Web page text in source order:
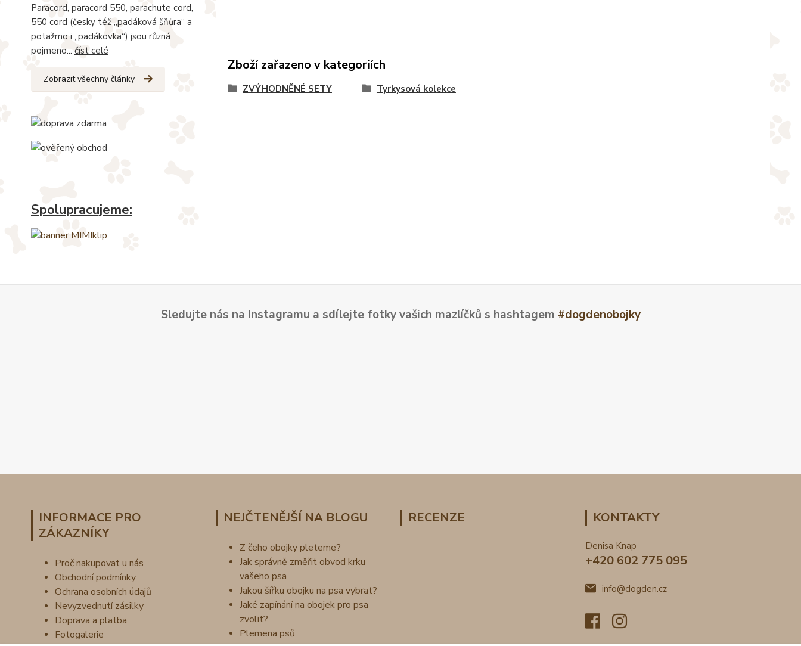
Paracord, paracord 550, parachute cord,
550 cord (česky též „padáková šňůra“ a
potažmo i „padákovka“) jsou různá
pojmeno... číst celé
Zobrazit všechny články
Spolupracujeme:
Zboží zařazeno v kategoriích
ZVÝHODNĚNÉ SETY Tyrkysová kolekce
Sledujte nás na Instagramu a sdílejte fotky vašich mazlíčků s hashtagem #dogdenobojky
INFORMACE PRO
ZÁKAZNÍKY
Proč nakupovat u nás
Obchodní podmínky
Ochrana osobních údajů
Nevyzvednutí zásilky
Doprava a platba
Fotogalerie
NEJČTENĚJŠÍ NA BLOGU
Z čeho obojky pleteme?
Jak správně změřit obvod krku
vašeho psa
Jakou šířku obojku na psa vybrat?
Jaké zapínání na obojek pro psa
zvolit?
Plemena psů
RECENZE KONTAKTY
Denisa Knap
+420 602 775 095
info@dogden.cz